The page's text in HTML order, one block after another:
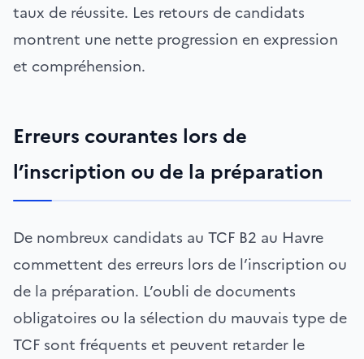
taux de réussite. Les retours de candidats
montrent une nette progression en expression
et compréhension.
Erreurs courantes lors de
l’inscription ou de la préparation
De nombreux candidats au TCF B2 au Havre
commettent des erreurs lors de l’inscription ou
de la préparation. L’oubli de documents
obligatoires ou la sélection du mauvais type de
TCF sont fréquents et peuvent retarder le